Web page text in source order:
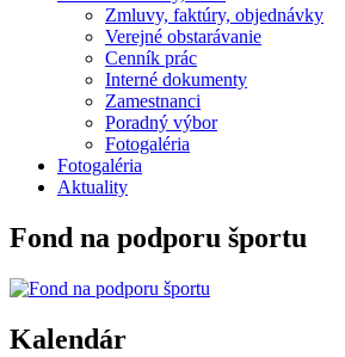
Zmluvy, faktúry, objednávky
Verejné obstarávanie
Cenník prác
Interné dokumenty
Zamestnanci
Poradný výbor
Fotogaléria
Fotogaléria
Aktuality
Fond na podporu športu
Kalendár